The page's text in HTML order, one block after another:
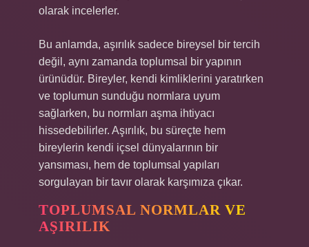
olarak incelerler.
Bu anlamda, aşırılık sadece bireysel bir tercih
değil, aynı zamanda toplumsal bir yapının
ürünüdür. Bireyler, kendi kimliklerini yaratırken
ve toplumun sunduğu normlara uyum
sağlarken, bu normları aşma ihtiyacı
hissedebilirler. Aşırılık, bu süreçte hem
bireylerin kendi içsel dünyalarının bir
yansıması, hem de toplumsal yapıları
sorgulayan bir tavır olarak karşımıza çıkar.
TOPLUMSAL NORMLAR VE
AŞIRILIK